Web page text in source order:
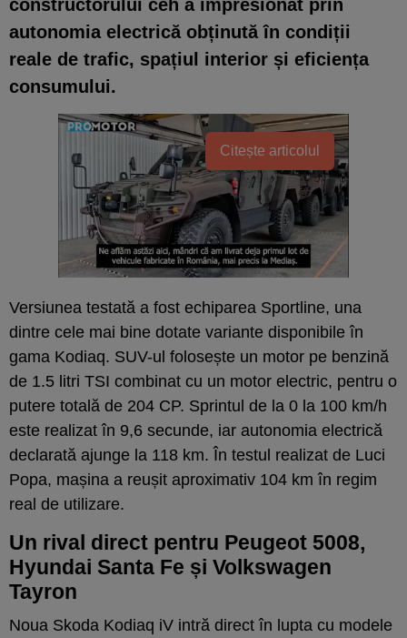
constructorului ceh a impresionat prin
autonomia electrică obținută în condiții
reale de trafic, spațiul interior și eficiența
consumului.
Citește articolul
Versiunea testată a fost echiparea Sportline, una
dintre cele mai bine dotate variante disponibile în
gama Kodiaq. SUV-ul folosește un motor pe benzină
de 1.5 litri TSI combinat cu un motor electric, pentru o
putere totală de 204 CP. Sprintul de la 0 la 100 km/h
este realizat în 9,6 secunde, iar autonomia electrică
declarată ajunge la 118 km. În testul realizat de Luci
Popa, mașina a reușit aproximativ 104 km în regim
real de utilizare.
Un rival direct pentru Peugeot 5008,
Hyundai Santa Fe și Volkswagen
Tayron
Noua Skoda Kodiaq iV intră direct în lupta cu modele